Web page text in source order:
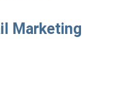
Marketing